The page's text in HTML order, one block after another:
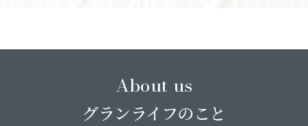
About us
グランライフのこと